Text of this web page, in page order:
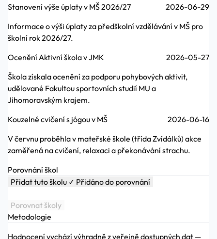
Stanovení výše úplaty v MŠ 2026/27
2026-06-29
Informace o výši úplaty za předškolní vzdělávání v MŠ pro
školní rok 2026/27.
Ocenění Aktivní škola v JMK
2026-05-27
Škola získala ocenění za podporu pohybových aktivit,
udělované Fakultou sportovních studií MU a
Jihomoravským krajem.
Kouzelné cvičení s jógou v MŠ
2026-06-16
V červnu proběhla v mateřské škole (třída Zvídálků) akce
zaměřená na cvičení, relaxaci a překonávání strachu.
Porovnání škol
Přidat tuto školu ✓ Přidáno do porovnání
Porovnat školy
Metodologie
Hodnocení vychází výhradně z veřejně dostupných dat —